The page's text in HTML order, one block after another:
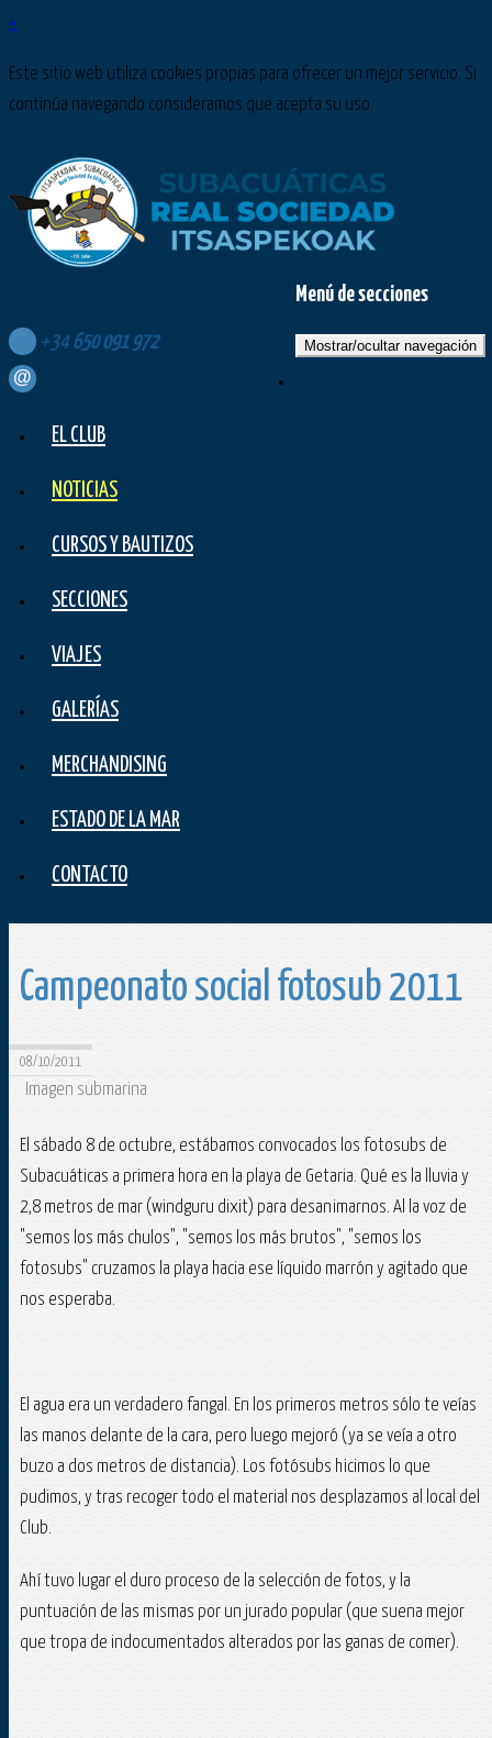
×
Este sitio web utiliza cookies propias para ofrecer un mejor servicio. Si
continúa navegando consideramos que acepta su uso.
+34 650 091 972
contacto@subacuaticasrealsociedad.com
Menú de secciones
Mostrar/ocultar navegación
EL CLUB
NOTICIAS
CURSOS Y BAUTIZOS
SECCIONES
VIAJES
GALERÍAS
MERCHANDISING
ESTADO DE LA MAR
CONTACTO
Campeonato social fotosub 2011
08/10/2011
Imagen submarina
El sábado 8 de octubre, estábamos convocados los fotosubs de
Subacuáticas a primera hora en la playa de Getaria. Qué es la lluvia y
2,8 metros de mar (windguru dixit) para desanimarnos. Al la voz de
"semos los más chulos", "semos los más brutos", "semos los
fotosubs" cruzamos la playa hacia ese líquido marrón y agitado que
nos esperaba.
El agua era un verdadero fangal. En los primeros metros sólo te veías
las manos delante de la cara, pero luego mejoró (ya se veía a otro
buzo a dos metros de distancia). Los fotósubs hicimos lo que
pudimos, y tras recoger todo el material nos desplazamos al local del
Club.
Ahí tuvo lugar el duro proceso de la selección de fotos, y la
puntuación de las mismas por un jurado popular (que suena mejor
que tropa de indocumentados alterados por las ganas de comer).